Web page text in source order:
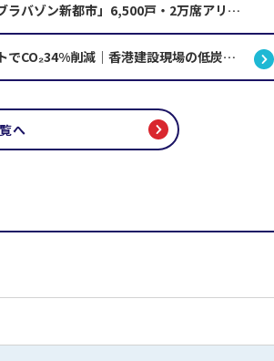
市」6,500戸・2万席アリーナを擁する大規模インフラ工事の全貌
炭酸化コンクリートでCO₂34%削減｜香港建設現場の低炭素技術最前線
へ